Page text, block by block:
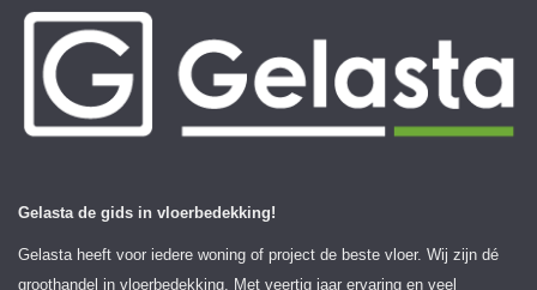
Gelasta de gids in vloerbedekking!
Gelasta heeft voor iedere woning of project de beste vloer. Wij zijn dé
groothandel in vloerbedekking. Met veertig jaar ervaring en veel